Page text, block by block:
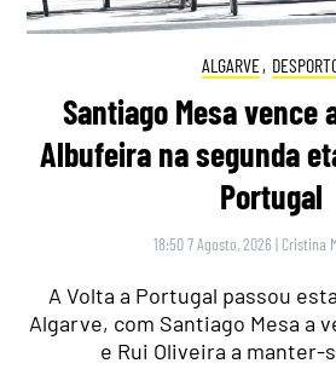
ALGARVE,
Santiago Mesa vence
Albufeira na segunda
Portugal
18:50 7 Agosto, 2026 | Cristina
A Volta a Portugal passou
Algarve, com Santiago Mesa a
e Rui Oliveira a manter-